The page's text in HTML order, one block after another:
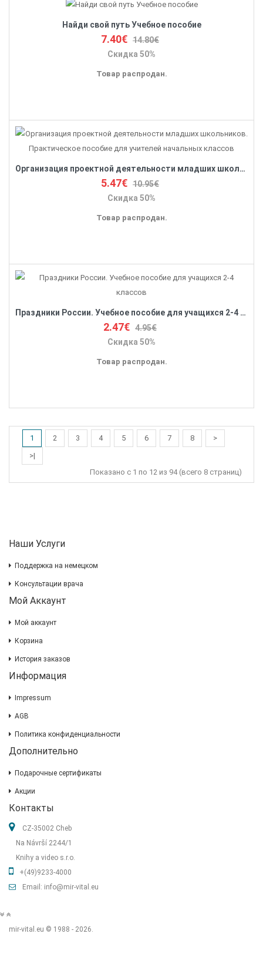
Найди свой путь Учебное пособие
7.40€ 14.80€
Скидка 50%
Товар распродан.
Организация проектной деятельности младших школьников. Практическое пособие для учителей начальных классов
5.47€ 10.95€
Скидка 50%
Товар распродан.
Праздники России. Учебное пособие для учащихся 2-4 классов
2.47€ 4.95€
Скидка 50%
Товар распродан.
1 2 3 4 5 6 7 8
>
>|
Показано с 1 по 12 из 94 (всего 8 страниц)
Наши Услуги
Поддержка на немецком
Консультации врача
Мой Аккаунт
Мой аккаунт
Корзина
История заказов
Информация
Impressum
AGB
Политика конфиденциальности
Дополнительно
Подарочные сертификаты
Акции
Контакты
CZ-35002 Cheb
Na Návrší 2244/1
Knihy a video s.r.o.
+(49)9233-4000
Email: info@mir-vital.eu
mir-vital.eu © 1988 - 2026.